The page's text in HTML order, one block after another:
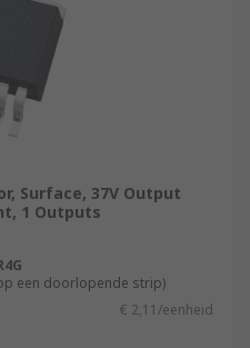
Surface, 37V Output
1 Outputs
een doorlopende strip)
€ 2,11/eenheid